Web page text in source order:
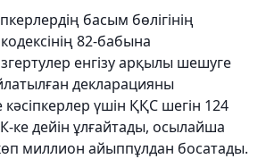
басым бөлігінің
82-бабына
енгізу арқылы шешуге
декларацияны
үшін ҚҚС шегін 124
ке дейін ұлғайтады, осылайша
миллион айыппұлдан босатады.